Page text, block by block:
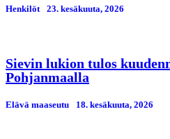
Henkilöt 23. kesäkuuta, 2026
Sievin lukion tulos
Pohjanmaalla
Elävä maaseutu 18. kesäkuuta, 2026